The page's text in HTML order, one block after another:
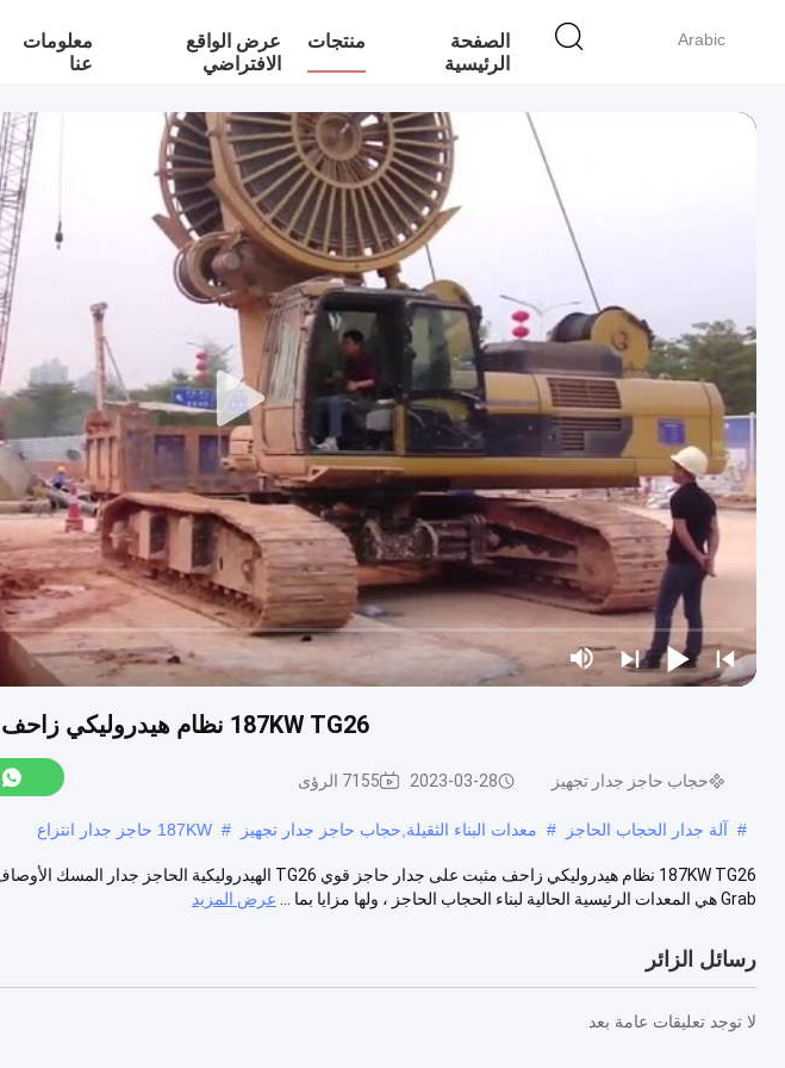
Arabic
الصفحة
الرئيسية
منتجات
عرض الواقع
الافتراضي
معلومات
عنا
187KW TG26 نظام هيدروليكي زاحف مثبت على جدار غشاء قوي
حجاب حاجز جدار تجهيز 2023-03-28 7155 الرؤى
# آلة جدار الحجاب الحاجز # معدات البناء الثقيلة,حجاب حاجز جدار تجهيز # 187KW حاجز جدار انتزاع
Grab هي المعدات الرئيسية الحالية لبناء الحجاب الحاجز ، ولها مزايا بما ...
عرض المزيد
رسائل الزائر
لا توجد تعليقات عامة بعد